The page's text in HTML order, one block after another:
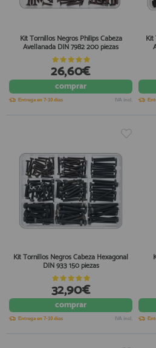
Kit Tornillos Negros Philips Cabeza
Avellanada DIN 7982 200 piezas
26,60€
comprar
Entrega en 7-10 días IVA incl.
Kit
Kit Tornillos Negros Cabeza Hexagonal
DIN 933 150 piezas
32,90€
comprar
Entrega en 7-10 días IVA incl.